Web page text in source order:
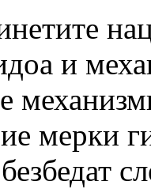
нации
и
мерки